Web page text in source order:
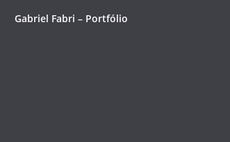
Gabriel Fabri – Portfólio